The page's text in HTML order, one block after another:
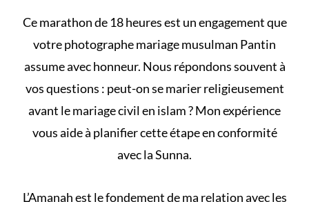
Ce marathon de 18 heures est un engagement que
votre photographe mariage musulman Pantin
assume avec honneur. Nous répondons souvent à
vos questions : peut-on se marier religieusement
avant le mariage civil en islam? Mon expérience
vous aide à planifier cette étape en conformité
avec la Sunna.
L’Amanah est le fondement de ma relation avec les